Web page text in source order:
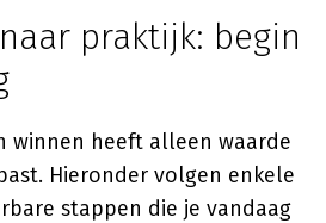
praktijk: begin
winnen heeft alleen waarde
Hieronder volgen enkele
stappen die je vandaag